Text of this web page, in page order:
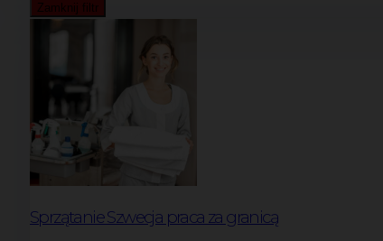
Zamknij filtr
Sprzątanie Szwecja praca za granicą